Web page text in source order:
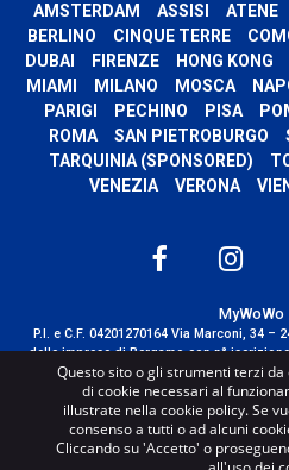
AMSTERDAM ASSISI ATENE
BERLINO
CINQUE TERRE
DUBAI
FIRENZE HONG KONG
MIAMI
MILANO MOSCA
PARIGI
PECHINO PISA
ROMA
SAN PIETROBURGO
TARQUINIA (SPONSORED)
VENEZIA
VERONA
MyWoWo
P.I. e C.F. 04201270164 Via Marconi, 34
delle imprese di Bergamo con n°
TERMS AND
Questo sito o gli strumenti terzi
di cookie necessari al
illustrate nella cookie policy. Se
consenso a tutti o ad alcuni
Cliccando su 'Accetto' o